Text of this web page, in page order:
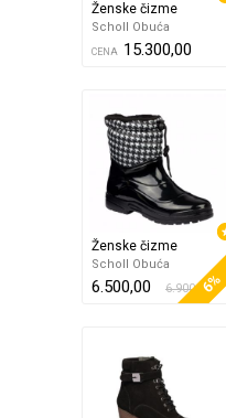
Ženske čizme
Scholl Obuća
CENA 15.300,00
Ženske čizme
Scholl Obuća
6.500,00 6.900,006%